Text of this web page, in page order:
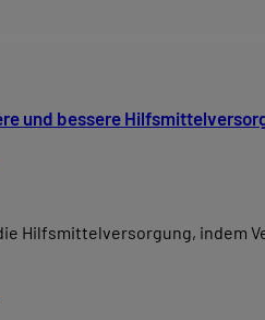
und bessere
die Hilfsmittelversorgung, indem